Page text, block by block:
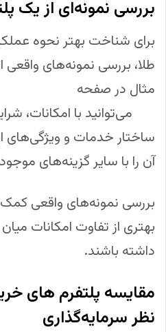
بررسی نمونه‌ای از یک
برای شناخت بهتر نحوه
طلا، بررسی نمونه‌های واقعی
مثال در صفحه
می‌توانید با امکانات،
ساختار خدمات و ویژگی‌های
آن را با سایر گزینه‌های
بررسی نمونه‌های واقعی
بهتری از تفاوت امکانات
داشته باشند.
مقایسه پلتفرم های
نظر سرمایه‌گذاری